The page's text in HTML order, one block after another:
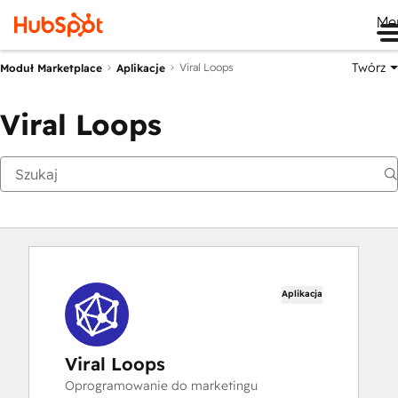
Moduł Marketplace Aplikacje Viral Loops Twórz
Viral Loops
Aplikacja
Viral Loops
Oprogramowanie do marketingu